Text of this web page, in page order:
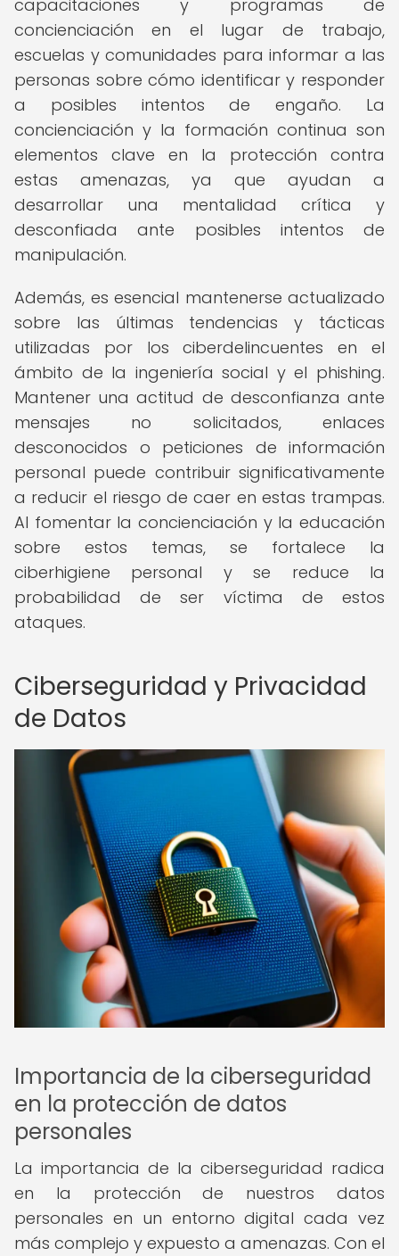
capacitaciones y programas de
concienciación en el lugar de trabajo,
escuelas y comunidades para informar a las
personas sobre cómo identificar y responder
a posibles intentos de engaño. La
concienciación y la formación continua son
elementos clave en la protección contra
estas amenazas, ya que ayudan a
desarrollar una mentalidad crítica y
desconfiada ante posibles intentos de
manipulación.
Además, es esencial mantenerse actualizado
sobre las últimas tendencias y tácticas
utilizadas por los ciberdelincuentes en el
ámbito de la ingeniería social y el phishing.
Mantener una actitud de desconfianza ante
mensajes no solicitados, enlaces
desconocidos o peticiones de información
personal puede contribuir significativamente
a reducir el riesgo de caer en estas trampas.
Al fomentar la concienciación y la educación
sobre estos temas, se fortalece la
ciberhigiene personal y se reduce la
probabilidad de ser víctima de estos
ataques.
Ciberseguridad y Privacidad
de Datos
Importancia de la ciberseguridad
en la protección de datos
personales
La importancia de la ciberseguridad radica
en la protección de nuestros datos
personales en un entorno digital cada vez
más complejo y expuesto a amenazas. Con el